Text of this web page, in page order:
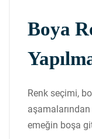
Boya
Renk seçimi,
emeğin boşa